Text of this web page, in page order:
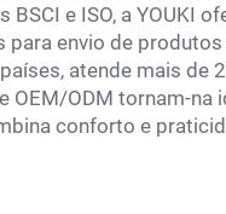
e ISO, a YOUKI
envio de
atende mais de
ODM tornam-na
conforto e